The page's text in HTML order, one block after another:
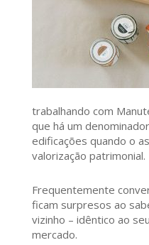
trabalhando com
que há um
edificações quando o
valorização patrimonial.
Frequentemente
ficam surpresos ao
vizinho – idêntico ao
mercado.